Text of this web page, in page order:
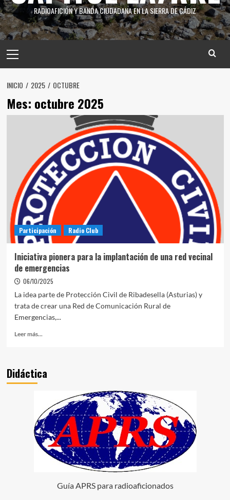
RADIOAFICIÓN Y BANDA CIUDADANA EN LA SIERRA DE CÁDIZ
INICIO 2025 OCTUBRE
Mes: octubre 2025
Participación Radio Club
Iniciativa pionera para la implantación de una red vecinal
de emergencias
06/10/2025
La idea parte de Protección Civil de Ribadesella (Asturias) y
trata de crear una Red de Comunicación Rural de
Emergencias,...
Leer más...
Didáctica
Guía APRS para radioaficionados